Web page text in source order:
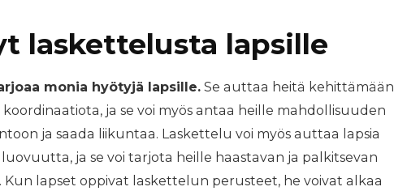
laskettelusta lapsille
monia hyötyjä lapsille. Se auttaa heitä kehittämään
koordinaatiota, ja se voi myös antaa heille mahdollisuuden
ja saada liikuntaa. Laskettelu voi myös auttaa lapsia
ja se voi tarjota heille haastavan ja palkitsevan
Kun lapset oppivat laskettelun perusteet, he voivat alkaa